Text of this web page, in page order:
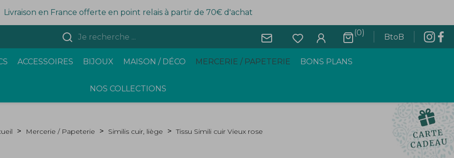
Livraison en France offerte en point relais à partir de 70€ d'achat
(0) BtoB
ACCESSOIRES BIJOUX MAISON / DÉCO MERCERIE / PAPETERIE BONS PLANS
NOS COLLECTIONS
Mercerie / Papeterie Similis cuir, liège Tissu Simili cuir Vieux rose